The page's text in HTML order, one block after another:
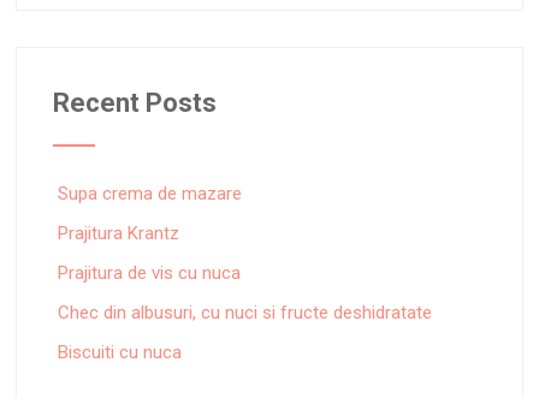
Recent Posts
Supa crema de mazare
Prajitura Krantz
Prajitura de vis cu nuca
Chec din albusuri, cu nuci si fructe deshidratate
Biscuiti cu nuca